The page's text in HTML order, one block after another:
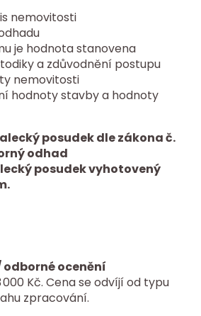
nemovitosti
je hodnota stanovena
a zdůvodnění postupu
nemovitosti
hodnoty stavby a hodnoty
posudek dle zákona č.
odhad
posudek vyhotovený
ocenění
000 Kč. Cena se odvíjí od typu
zpracování.